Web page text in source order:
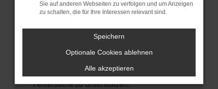
führen, dass bestimmte Funktionen nicht mehr
unterstützt werden.
Wende dich an den Webseitenbetreiber.
Wenn du alle oben genannten Schritte versucht
hast, kontaktiere uns bitte. Wir werden
uns diesen Text schicken, um uns bei der
Fehlersuche zu unterstützen:
Sie auf anderen Webseiten zu verfolgen und um Anzeigen
zu schalten, die für Ihre Interessen relevant sind.
Speichern
Optionale Cookies ablehnen
Alle akzeptieren